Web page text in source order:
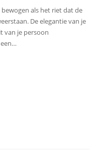
bewogen als het riet dat de
De elegantie van je
van je persoon